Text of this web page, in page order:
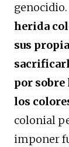
genocidio.
herida
sus
por sobre
los
colonial
imponer